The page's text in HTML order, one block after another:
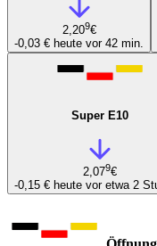
2,209€
-0,03 € heute vor 42 min.
Super E10
2,079€
-0,15 € heute vor etwa 2